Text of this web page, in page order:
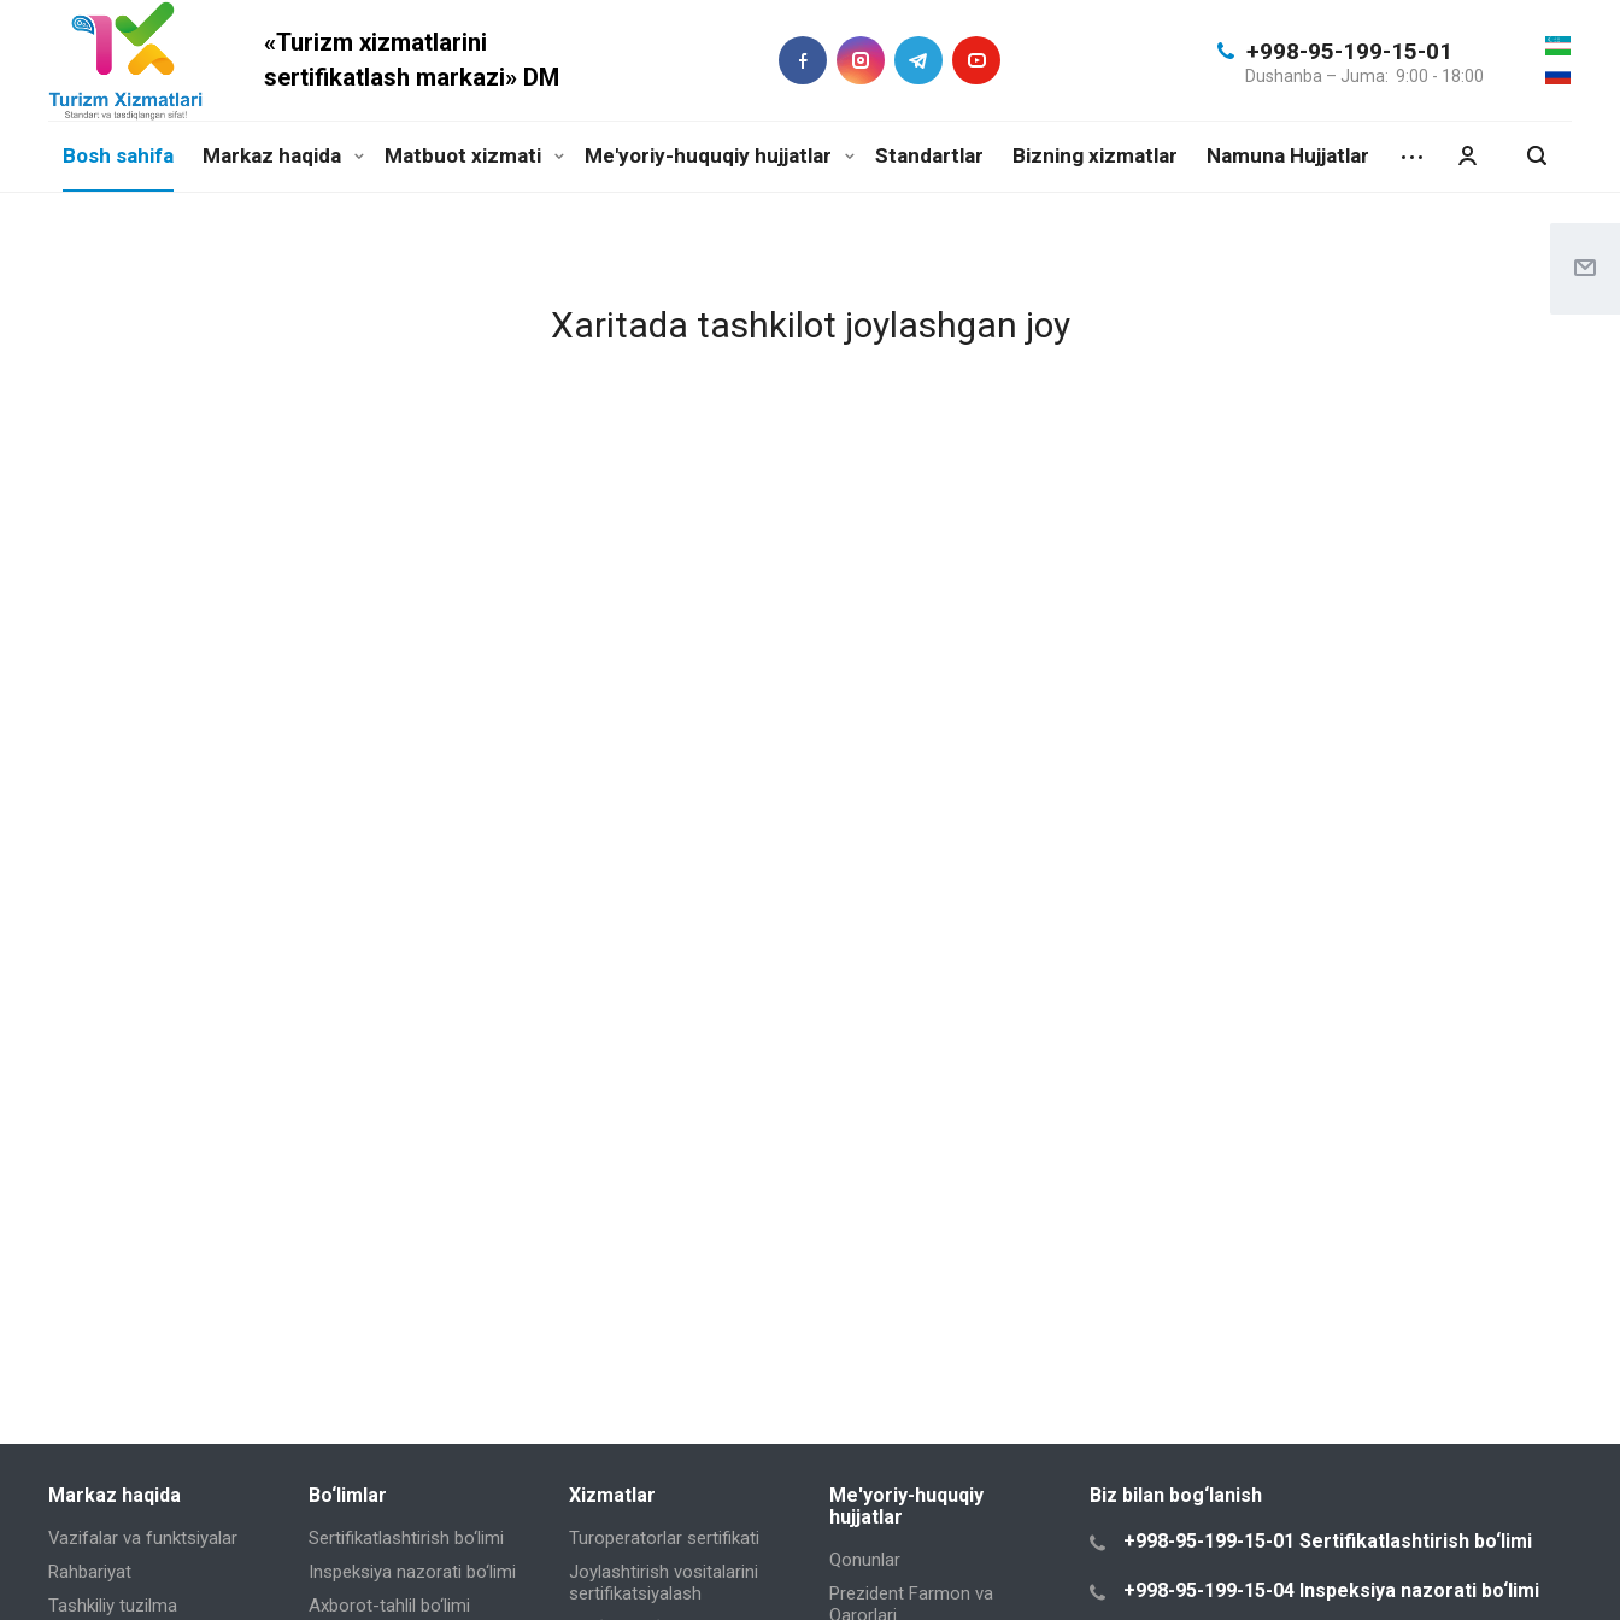
«Turizm xizmatlarini
sertifikatlash markazi» DM
+998-95-199-15-01
Dushanba – Juma: 9:00 - 18:00
Bosh sahifa Markaz haqida Matbuot xizmati Me'yoriy-huquqiy hujjatlar Standartlar Bizning xizmatlar Namuna Hujjatlar
Xaritada tashkilot joylashgan joy
Markaz haqida
Vazifalar va funktsiyalar
Rahbariyat
Tashkiliy tuzilma
Bo‘limlar
Sertifikatlashtirish bo‘limi
Inspeksiya nazorati bo‘limi
Axborot-tahlil bo‘limi
Xizmatlar
Turoperatorlar sertifikati
Joylashtirish vositalarini
sertifikatsiyalash
Me'yoriy-huquqiy
hujjatlar
Qonunlar
Prezident Farmon va
Qarorlari
Biz bilan bog‘lanish
+998-95-199-15-01 Sertifikatlashtirish bo‘limi
+998-95-199-15-04 Inspeksiya nazorati bo‘limi